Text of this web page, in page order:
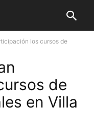
los cursos de
de
en Villa